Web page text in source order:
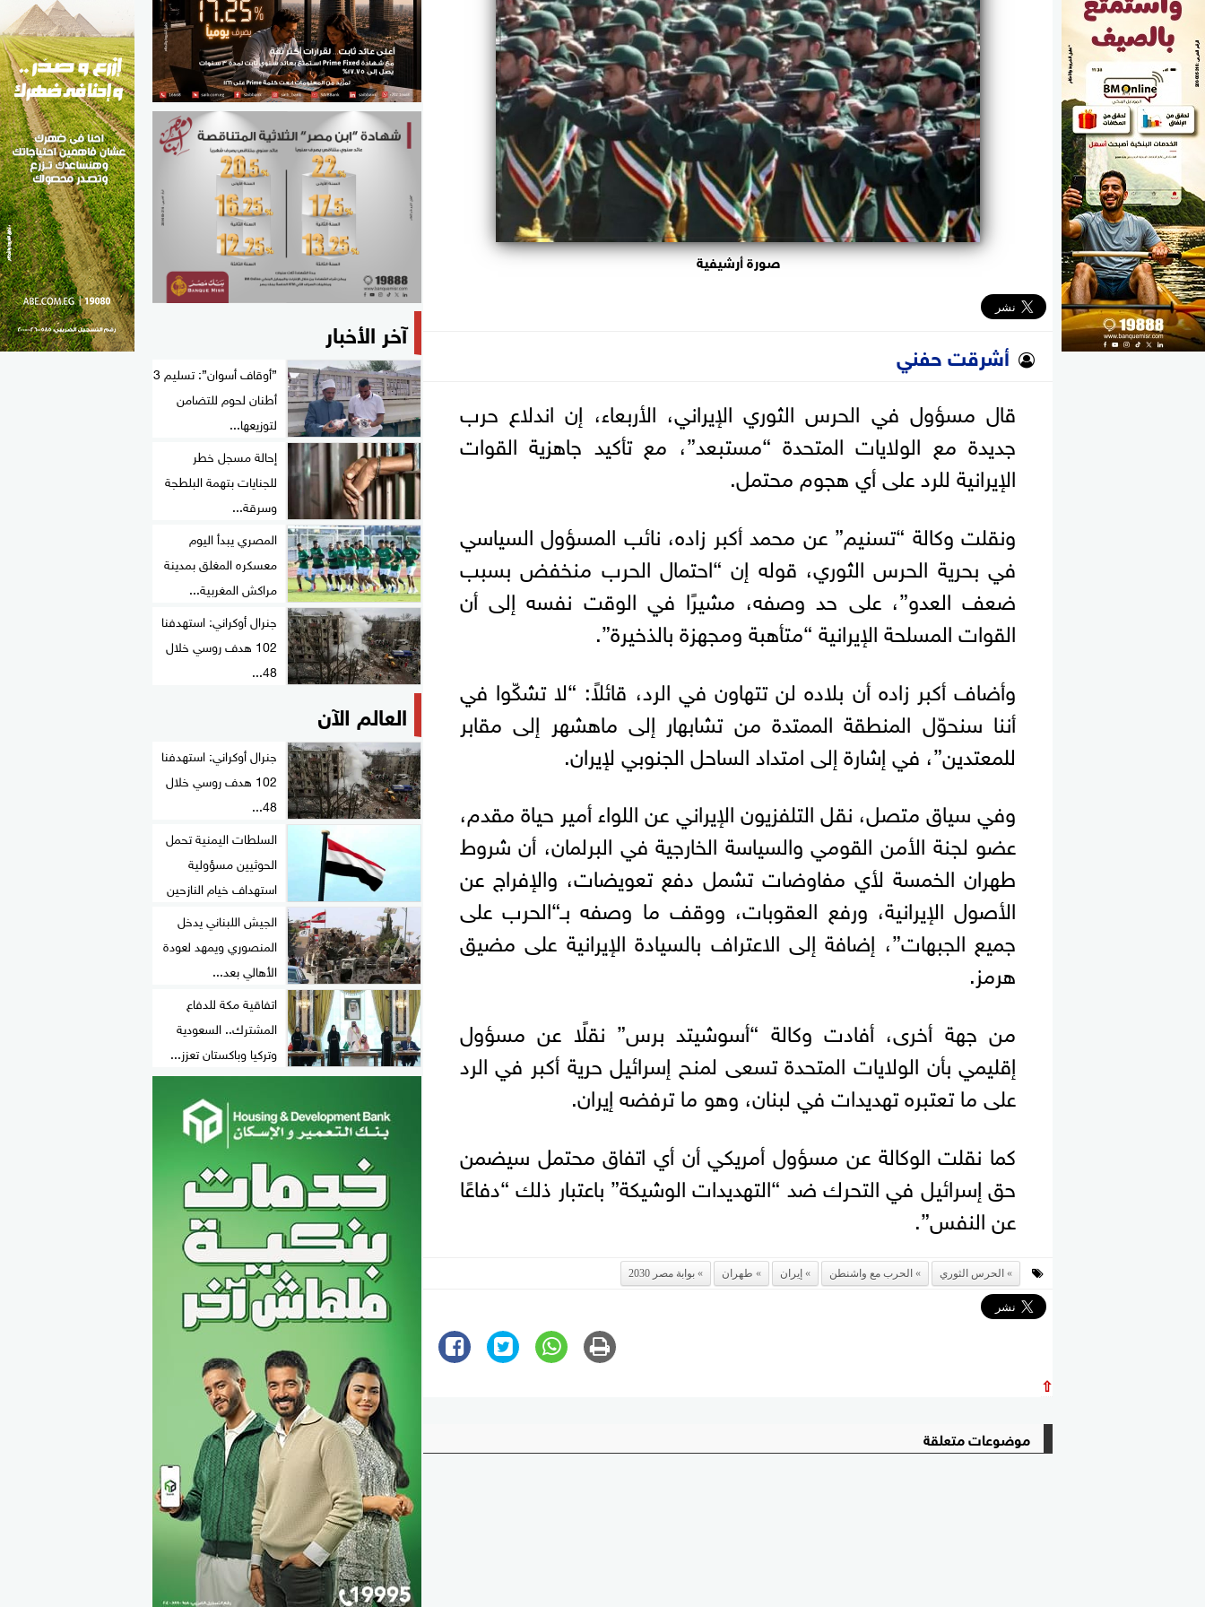
مواهب مصر
صورة أرشيفية
أشرقت حفني
قال مسؤول في الحرس الثوري الإيراني، الأربعاء، إن اندلاع حرب
جديدة مع الولايات المتحدة “مستبعد”، مع تأكيد جاهزية القوات
الإيرانية للرد على أي هجوم محتمل.
ونقلت وكالة “تسنيم” عن محمد أكبر زاده، نائب المسؤول السياسي
في بحرية الحرس الثوري، قوله إن “احتمال الحرب منخفض بسبب
ضعف العدو”، على حد وصفه، مشيرًا في الوقت نفسه إلى أن
القوات المسلحة الإيرانية “متأهبة ومجهزة بالذخيرة”.
وأضاف أكبر زاده أن بلاده لن تتهاون في الرد، قائلاً: “لا تشكّوا في
أننا سنحوّل المنطقة الممتدة من تشابهار إلى ماهشهر إلى مقابر
للمعتدين”، في إشارة إلى امتداد الساحل الجنوبي لإيران.
وفي سياق متصل، نقل التلفزيون الإيراني عن اللواء أمير حياة مقدم،
عضو لجنة الأمن القومي والسياسة الخارجية في البرلمان، أن شروط
طهران الخمسة لأي مفاوضات تشمل دفع تعويضات، والإفراج عن
الأصول الإيرانية، ورفع العقوبات، ووقف ما وصفه بـ“الحرب على
جميع الجبهات”، إضافة إلى الاعتراف بالسيادة الإيرانية على مضيق
هرمز.
من جهة أخرى، أفادت وكالة “أسوشيتد برس” نقلًا عن مسؤول
إقليمي بأن الولايات المتحدة تسعى لمنح إسرائيل حرية أكبر في الرد
على ما تعتبره تهديدات في لبنان، وهو ما ترفضه إيران.
كما نقلت الوكالة عن مسؤول أمريكي أن أي اتفاق محتمل سيضمن
حق إسرائيل في التحرك ضد “التهديدات الوشيكة” باعتبار ذلك “دفاعًا
عن النفس”.
الحرس الثوري الحرب مع واشنطن إيران طهران بوابة مصر 2030
⇧
موضوعات متعلقة
آخر الأخبار
”أوقاف أسوان”: تسليم 3
أطنان لحوم للتضامن
لتوزيعها...
إحالة مسجل خطر
للجنايات بتهمة البلطجة
وسرقة...
المصري يبدأ اليوم
معسكره المغلق بمدينة
مراكش المغربية...
جنرال أوكراني: استهدفنا
102 هدف روسي خلال
48...
العالم الآن
جنرال أوكراني: استهدفنا
102 هدف روسي خلال
48...
السلطات اليمنية تحمل
الحوثيين مسؤولية
استهداف خيام النازحين
الجيش اللبناني يدخل
المنصوري ويمهد لعودة
الأهالي بعد...
اتفاقية مكة للدفاع
المشترك.. السعودية
وتركيا وباكستان تعزز...